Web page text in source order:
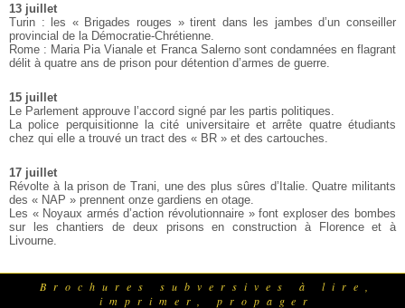
13 juillet
Turin : les « Brigades rouges » tirent dans les jambes d’un conseiller
provincial de la Démocratie-Chrétienne.
Rome : Maria Pia Vianale et Franca Salerno sont condamnées en flagrant
délit à quatre ans de prison pour détention d’armes de guerre.
15 juillet
Le Parlement approuve l’accord signé par les partis politiques.
La police perquisitionne la cité universitaire et arrête quatre étudiants
chez qui elle a trouvé un tract des « BR » et des cartouches.
17 juillet
Révolte à la prison de Trani, une des plus sûres d’Italie. Quatre militants
des « NAP » prennent onze gardiens en otage.
Les « Noyaux armés d’action révolutionnaire » font exploser des bombes
sur les chantiers de deux prisons en construction à Florence et à
Livourne.
Brochures subversives à lire,
imprimer, propager